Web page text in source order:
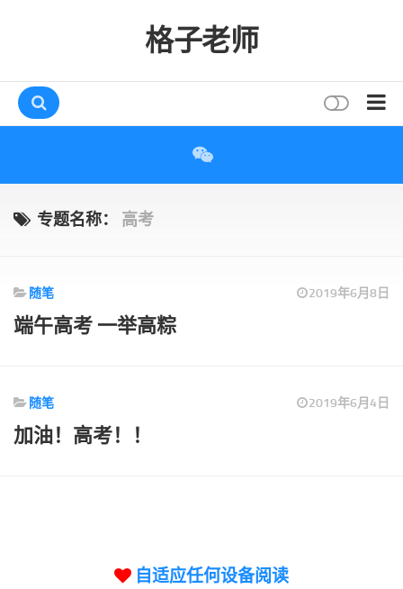
格子老师
互动
标签
论坛
专题名称： 高考
随笔 2019年6月8日
端午高考 一举高粽
随笔 2019年6月4日
加油！高考！！
自适应任何设备阅读